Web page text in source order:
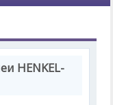
HENKEL-